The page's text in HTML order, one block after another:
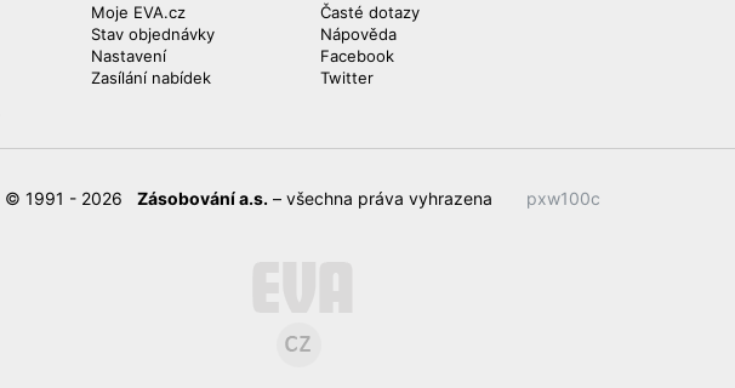
Moje EVA.cz
Stav objednávky
Nastavení
Zasílání nabídek
Časté dotazy
Nápověda
Facebook
Twitter
© 1991 - 2026 Zásobování a.s. – všechna práva vyhrazena pxw100c